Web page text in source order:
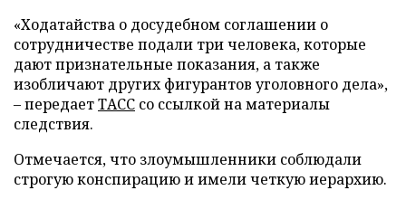
«Ходатайства о досудебном соглашении о
сотрудничестве подали три человека, которые
дают признательные показания, а также
изобличают других фигурантов уголовного дела»,
– передаетТАСС со ссылкой на материалы
следствия.
Отмечается, что злоумышленники соблюдали
строгую конспирацию и имели четкую иерархию.